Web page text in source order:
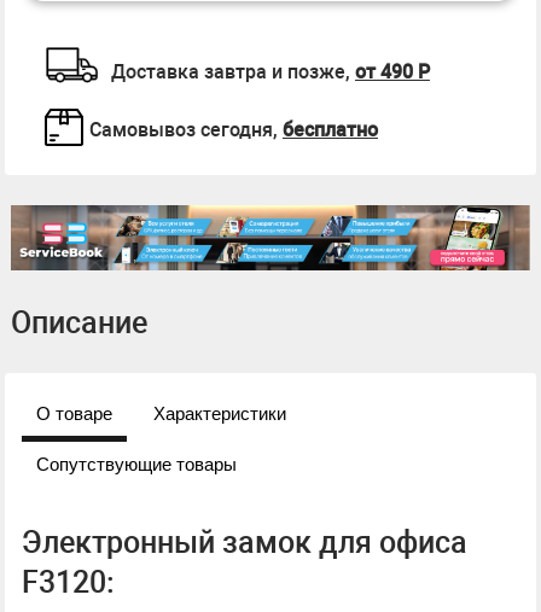
Доставка завтра и позже, от 490 Р
Самовывоз сегодня, бесплатно
Описание
О товаре Характеристики
Сопутствующие товары
Электронный замок для офиса
F3120: